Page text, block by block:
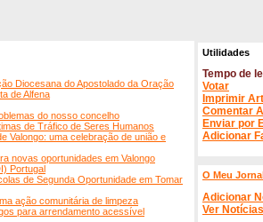
Diocesana do Apostolado da Oração
de Alfena
do nosso concelho
de Tráfico de Seres Humanos
Valongo: uma celebração de união e
novas oportunidades em Valongo
Portugal
de Segunda Oportunidade em Tomar
ação comunitária de limpeza
para arrendamento acessível
Utilidades
Tempo de
Votar
Imprimir
Comentar
Enviar por
Adicionar
O Meu
Adicionar
Ver Notícias